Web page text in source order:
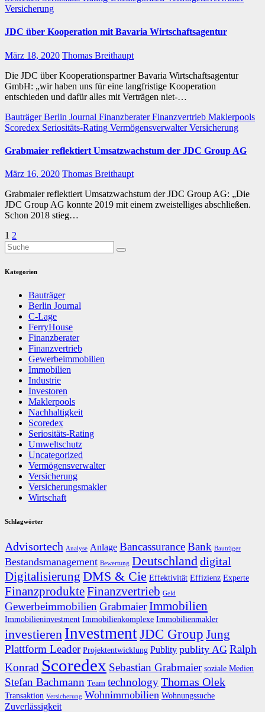
Versicherung
JDC über Kooperation mit Bavaria Wirtschaftsagentur
März 18, 2020 Thomas Breithaupt
Die JDC über Kooperationspartner Bavaria Wirtschaftsagentur
GmbH: „wir haben uns für eine langfristige Kooperation
entschieden und dafür alles mit Verträgen niet-…
BauträgerBerlin Journal FinanzberaterFinanzvertrieb Maklerpools
Scoredex Seriositäts-Rating VermögensverwalterVersicherung
Grabmaier reflektiert Umsatzwachstum der JDC Group AG
März 16, 2020 Thomas Breithaupt
Grabmaier reflektiert Umsatzwachstum der JDC Group AG: „Die
JDC Group AG konnte 2019 mit einem zweistelliges abschließen.
Schon 2018 stieg…
Seitennummerierung
der
Beiträge
1 2
Kategorien
Bauträger
Berlin Journal
C-Lage
FerryHouse
Finanzberater
Finanzvertrieb
Gewerbeimmobilien
Immobilien
Industrie
Investoren
Maklerpools
Nachhaltigkeit
Scoredex
Seriositäts-Rating
Umweltschutz
Uncategorized
Vermögensverwalter
Versicherung
Versicherungsmakler
Wirtschaft
Schlagwörter
Advisortech Analyse Anlage BancassuranceBank Bauträger
Bestandsmanagement Bewertung Deutschland digital
Digitalisierung DMS & Cie Effektivität Effizienz Experte
FinanzprodukteFinanzvertrieb Geld
Gewerbeimmobilien GrabmaierImmobilien
Immobilieninvestment Immobilienkomplexe Immobilienmakler
investieren InvestmentJDC Group Jung
Plattform Leader Projektentwicklung Publity publity AG Ralph
Konrad Scoredex Sebastian Grabmaier soziale Medien
Stefan Bachmann Team technologyThomas Olek
Transaktion Versicherung Wohnimmobilien Wohnungssuche
Zuverlässigkeit